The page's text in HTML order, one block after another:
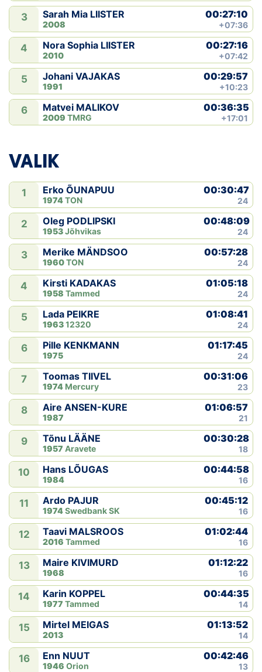
3 Sarah Mia LIISTER
2008
00:27:10
+07:36
4 Nora Sophia LIISTER
2010
00:27:16
+07:42
5 Johani VAJAKAS
1991
00:29:57
+10:23
6 Matvei MALIKOV
2009 TMRG
00:36:35
+17:01
VALIK
1 Erko ÕUNAPUU
1974TON
00:30:47
24
2 Oleg PODLIPSKI
1953Jõhvikas
00:48:09
24
3 Merike MÄNDSOO
1960TON
00:57:28
24
4 Kirsti KADAKAS
1958 Tammed
01:05:18
24
5 Lada PEIKRE
196312320
01:08:41
24
6 Pille KENKMANN
1975
01:17:45
24
7 Toomas TIIVEL
1974 Mercury
00:31:06
23
8 Aire ANSEN-KURE
1987
01:06:57
21
9 Tõnu LÄÄNE
1957 Aravete
00:30:28
18
10 Hans LÕUGAS
1984
00:44:58
16
11 Ardo PAJUR
1974Swedbank SK
00:45:12
16
12 Taavi MALSROOS
2016 Tammed
01:02:44
16
13 Maire KIVIMURD
1968
01:12:22
16
14 Karin KOPPEL
1977 Tammed
00:44:35
14
15 Mirtel MEIGAS
2013
01:13:52
14
16 Enn NUUT
1946 Orion
00:42:46
13